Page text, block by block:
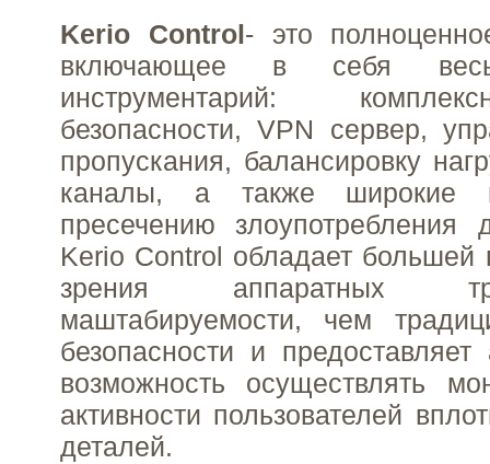
Kerio Control- это
включающее в себя
инструментарий:
безопасности, VPN сервер,
пропускания, балансировку
каналы, а также широкие
пресечению злоупотребления
Kerio Control обладает большей
зрения аппаратных
маштабируемости, чем
безопасности и предоставляет
возможность осуществлять
активности пользователей
деталей.